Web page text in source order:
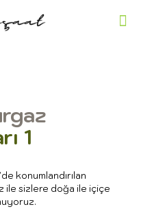
1
konumlandırılan
ile sizlere doğa ile içiçe